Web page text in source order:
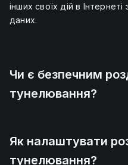
інших своїх дій в
даних.
Чи є безпечним
тунелювання?
Як налаштувати
тунелювання?